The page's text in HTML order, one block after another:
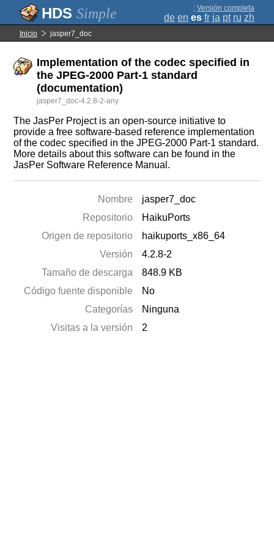
Simple ; Versión completa
de en es fr ja pt ru zh
Inicio jasper7_doc
Implementation of the codec specified in
the JPEG-2000 Part-1 standard
(documentation)
jasper7_doc-4.2.8-2-any
The JasPer Project is an open-source initiative to
provide a free software-based reference implementation
of the codec specified in the JPEG-2000 Part-1 standard.
More details about this software can be found in the
JasPer Software Reference Manual.
Nombre
jasper7_doc
Repositorio
HaikuPorts
Origen de repositorio
haikuports_x86_64
Versión
4.2.8-2
Tamaño de descarga
848.9 KB
Código fuente disponible
No
Categorías
Ninguna
Visitas a la versión
2